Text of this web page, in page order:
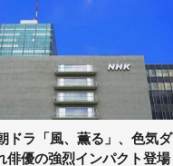
ドラ「風、薫る」、色気ダ
俳優の強烈インパクト登場